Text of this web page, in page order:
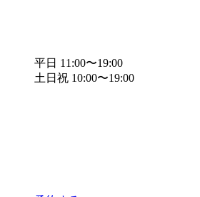
平日 11:00〜19:00
土日祝 10:00〜19:00